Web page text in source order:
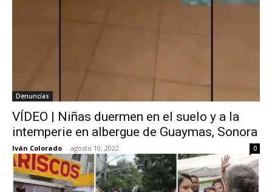
Denuncias
VÍDEO | Niñas duermen en el suelo y a la
intemperie en albergue de Guaymas, Sonora
Iván Colorado - agosto 10, 2022 0